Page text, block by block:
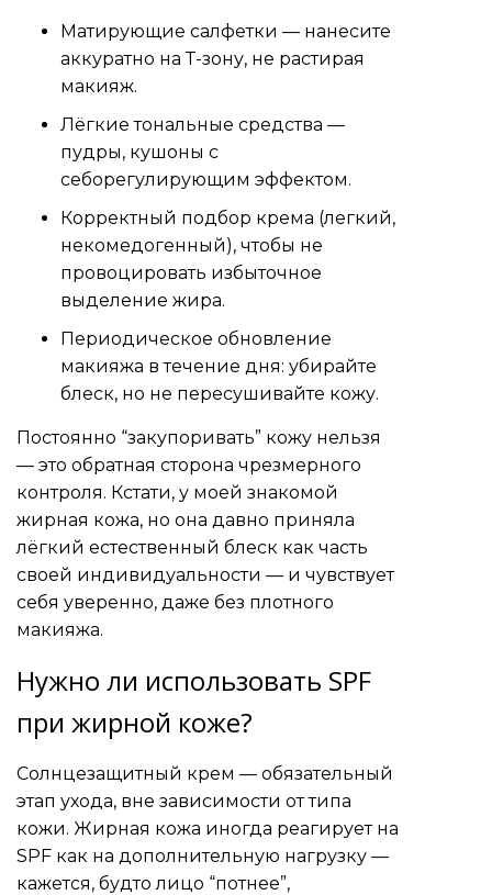
Матирующие салфетки — нанесите
аккуратно на Т-зону, не растирая
макияж.
Лёгкие тональные средства —
пудры, кушоны с
себорегулирующим эффектом.
Корректный подбор крема (легкий,
некомедогенный), чтобы не
провоцировать избыточное
выделение жира.
Периодическое обновление
макияжа в течение дня: убирайте
блеск, но не пересушивайте кожу.
Постоянно “закупоривать” кожу нельзя
— это обратная сторона чрезмерного
контроля. Кстати, у моей знакомой
жирная кожа, но она давно приняла
лёгкий естественный блеск как часть
своей индивидуальности — и чувствует
себя уверенно, даже без плотного
макияжа.
Нужно ли использовать SPF
при жирной коже?
Солнцезащитный крем — обязательный
этап ухода, вне зависимости от типа
кожи. Жирная кожа иногда реагирует на
SPF как на дополнительную нагрузку —
кажется, будто лицо “потнее”,